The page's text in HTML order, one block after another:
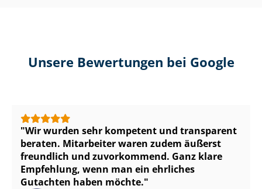
Unsere Bewertungen bei Google
Wir wurden sehr kompetent und transparent
beraten. Mitarbeiter waren zudem äußerst
freundlich und zuvorkommend. Ganz klare
Empfehlung, wenn man ein ehrliches
Gutachten haben möchte.